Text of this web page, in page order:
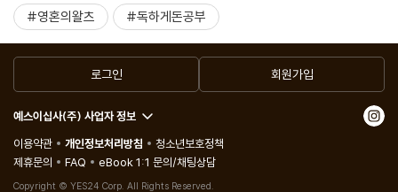
#영혼의왈츠
#독하게돈공부
로그인 회원가입
예스이십사(주) 사업자 정보
이용약관
개인정보처리방침
청소년보호정책
제휴문의
FAQ eBook 1:1 문의/채팅상담
Copyright © YES24 Corp. All Rights Reserved.